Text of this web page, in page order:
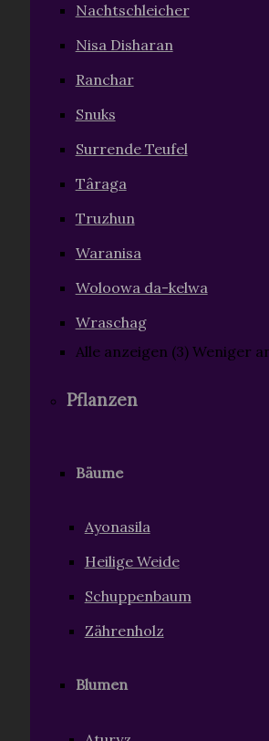
Nachtschleicher
Nisa Disharan
Ranchar
Snuks
Surrende Teufel
Târaga
Truzhun
Waranisa
Woloowa da-kelwa
Wraschag
Alle anzeigen (3) Weniger
Pflanzen
Bäume
Ayonasila
Heilige Weide
Schuppenbaum
Zährenholz
Blumen